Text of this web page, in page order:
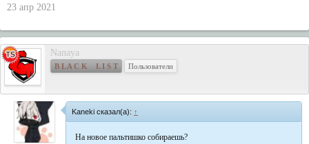
23 апр 2021
Nanaya
B L A C K L I S T Пользователи
Kaneki сказал(а): ↑
На новое пальтишко собираешь?